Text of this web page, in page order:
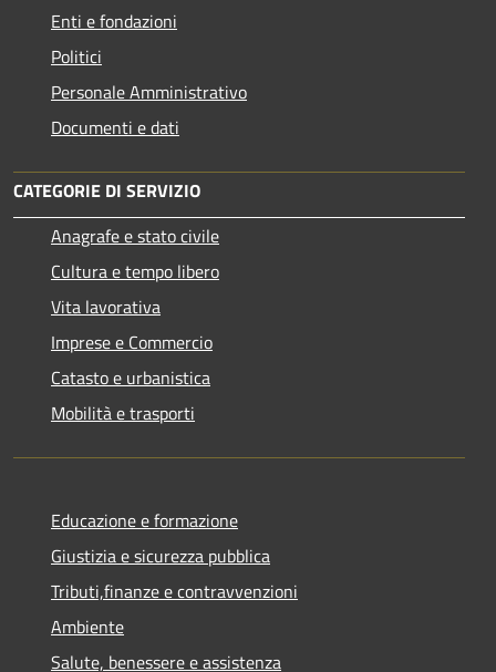
Enti e fondazioni
Politici
Personale Amministrativo
Documenti e dati
CATEGORIE DI SERVIZIO
Anagrafe e stato civile
Cultura e tempo libero
Vita lavorativa
Imprese e Commercio
Catasto e urbanistica
Mobilità e trasporti
Educazione e formazione
Giustizia e sicurezza pubblica
Tributi,finanze e contravvenzioni
Ambiente
Salute, benessere e assistenza